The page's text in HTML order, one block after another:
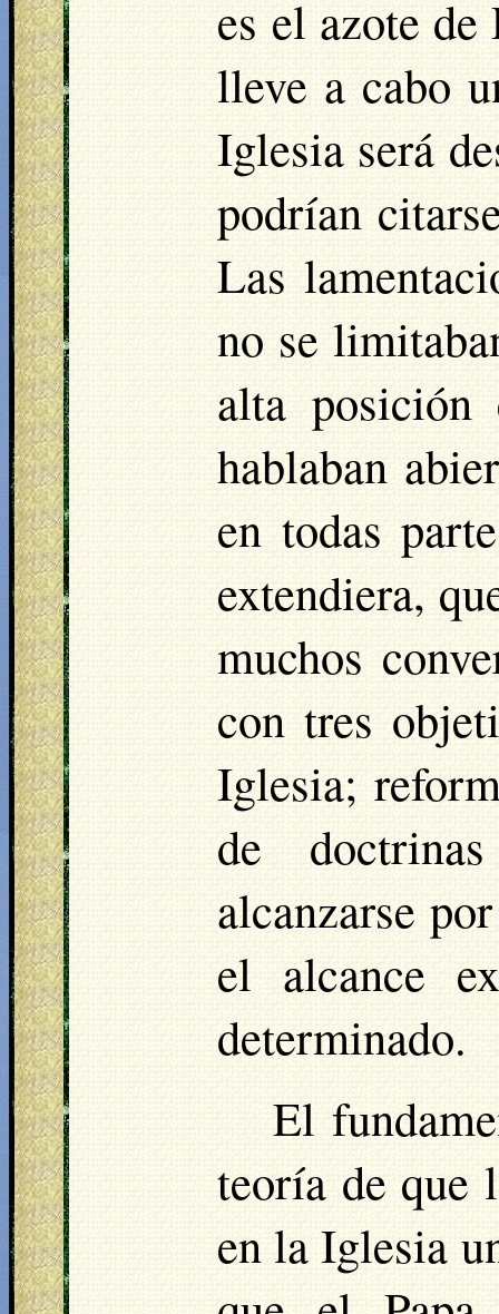
es el azote de
lleve a cabo
Iglesia será
podrían
Las
no se
alta posición
hablaban
en todas
extendiera,
muchos
con tres
Iglesia;
de
alcanzarse
el alcance
determinado.
El
teoría de que
en la Iglesia